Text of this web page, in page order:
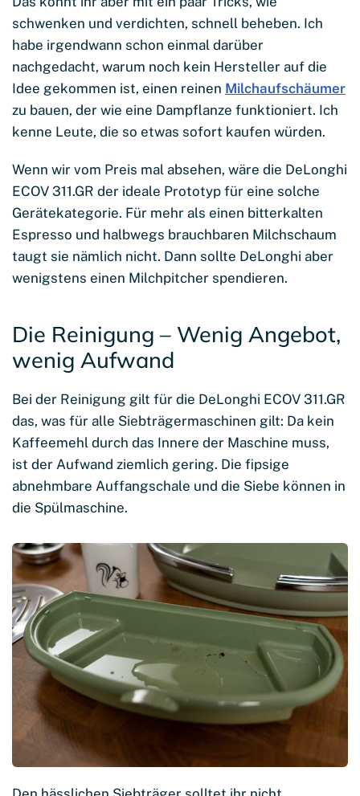
schwenken und verdichten, schnell beheben. Ich
habe irgendwann schon einmal darüber
nachgedacht, warum noch kein Hersteller auf die
Idee gekommen ist, einen reinen Milchaufschäumer
zu bauen, der wie eine Dampflanze funktioniert. Ich
kenne Leute, die so etwas sofort kaufen würden.
Wenn wir vom Preis mal absehen, wäre die DeLonghi
ECOV 311.GR der ideale Prototyp für eine solche
Gerätekategorie. Für mehr als einen bitterkalten
Espresso und halbwegs brauchbaren Milchschaum
taugt sie nämlich nicht. Dann sollte DeLonghi aber
wenigstens einen Milchpitcher spendieren.
Die Reinigung – Wenig Angebot,
wenig Aufwand
Bei der Reinigung gilt für die DeLonghi ECOV 311.GR
das, was für alle Siebträgermaschinen gilt: Da kein
Kaffeemehl durch das Innere der Maschine muss,
ist der Aufwand ziemlich gering. Die fipsige
abnehmbare Auffangschale und die Siebe können in
die Spülmaschine.